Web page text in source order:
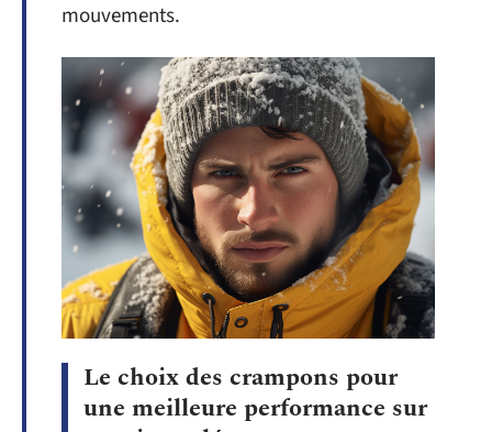
mouvements.
Le choix des crampons pour
une meilleure performance sur